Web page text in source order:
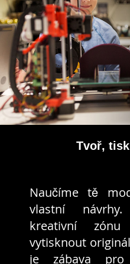
Tvoř,
Naučíme tě
vlastní
kreativní
vytisknout
je zábava pro